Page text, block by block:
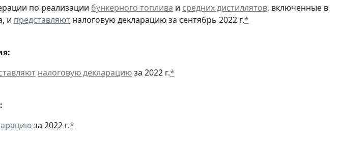
по реализации бункерного топлива и средних дистиллятов, включенные в
и представляют налоговую декларацию за сентябрь 2022 г.*
налоговую декларациюза 2022 г.*
за 2022 г.*